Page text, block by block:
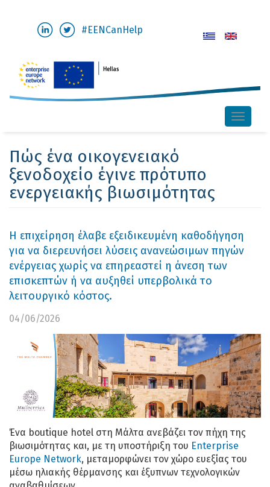
περιεχόμενο
#EENCanHelp
Toggle
Πώς ένα οικογενειακό
ξενοδοχείο έγινε πρότυπο
ενεργειακής βιωσιμότητας
Η επιχείρηση έλαβε εξειδικευμένη καθοδήγηση
για να διερευνήσει λύσεις ανανεώσιμων πηγών
ενέργειας χωρίς να επηρεαστεί η άνεση των
επισκεπτών ή να αυξηθεί υπερβολικά το
λειτουργικό κόστος.
04/06/2026
Ένα boutique hotel στη Μάλτα ανεβάζει τον πήχη της
βιωσιμότητας και, με τη υποστήριξη του Enterprise
Europe Network, μεταμορφώνει τον χώρο ευεξίας του
μέσω ηλιακής θέρμανσης και έξυπνων τεχνολογικών